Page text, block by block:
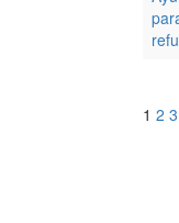
1 2 3